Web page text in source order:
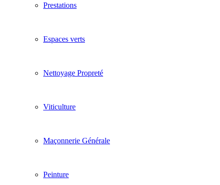
Prestations
Espaces verts
Nettoyage Propreté
Viticulture
Maçonnerie Générale
Peinture